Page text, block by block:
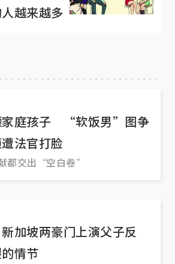
越来越多
家庭孩子 “软饭男”图争
法官打脸
都交出“空白卷”
加坡两豪门上演父子反
情节